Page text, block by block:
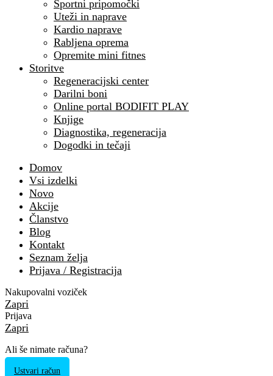
Športni pripomočki
Uteži in naprave
Kardio naprave
Rabljena oprema
Opremite mini fitnes
Storitve
Regeneracijski center
Darilni boni
Online portal BODIFIT PLAY
Knjige
Diagnostika, regeneracija
Dogodki in tečaji
Domov
Vsi izdelki
Novo
Akcije
Članstvo
Blog
Kontakt
Seznam želja
Prijava / Registracija
Nakupovalni voziček
Zapri
Prijava
Zapri
Ali še nimate računa?
Ustvari račun